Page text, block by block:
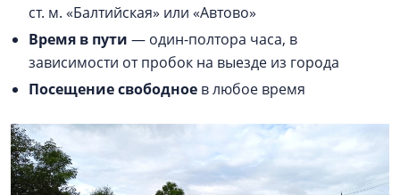
ст. м. «Балтийская» или «Автово»
Время в пути — один-полтора часа, в
зависимости от пробок на выезде из города
Посещение свободное в любое время